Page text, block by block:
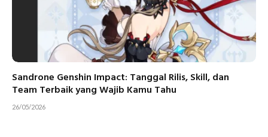
Sandrone Genshin Impact: Tanggal Rilis, Skill, dan
Team Terbaik yang Wajib Kamu Tahu
26/05/2026